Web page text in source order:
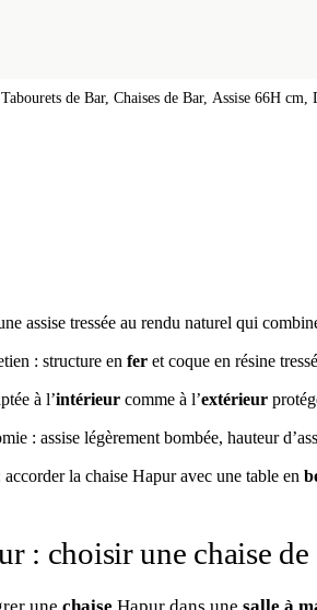
de Bar, Chaises de Bar, Assise 66H cm,
assise tressée au rendu naturel qui
: structure en fer et coque en résine
à l’intérieur comme à l’extérieur
: assise légèrement bombée, hauteur
la chaise Hapur avec une table en
: choisir une chaise
une chaise Hapur dans une salle à